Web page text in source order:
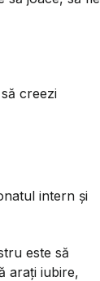
creezi
intern și
este să
arați iubire,